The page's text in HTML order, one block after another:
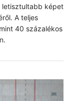
letisztultabb képet
A teljes
40 százalékos